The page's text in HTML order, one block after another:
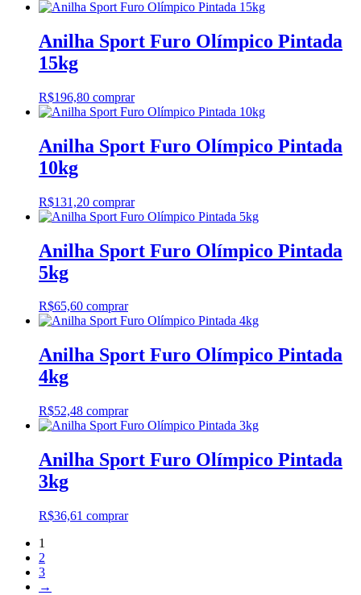
Anilha Sport Furo Olímpico Pintada
15kg
R$196,80 comprar
Anilha Sport Furo Olímpico Pintada
10kg
R$131,20 comprar
Anilha Sport Furo Olímpico Pintada
5kg
R$65,60 comprar
Anilha Sport Furo Olímpico Pintada
4kg
R$52,48 comprar
Anilha Sport Furo Olímpico Pintada
3kg
R$36,61 comprar
1
2
3
→